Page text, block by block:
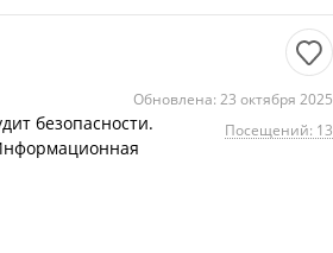
Обновлена: 23 октября 2025
Посещений: 13
безопасности.